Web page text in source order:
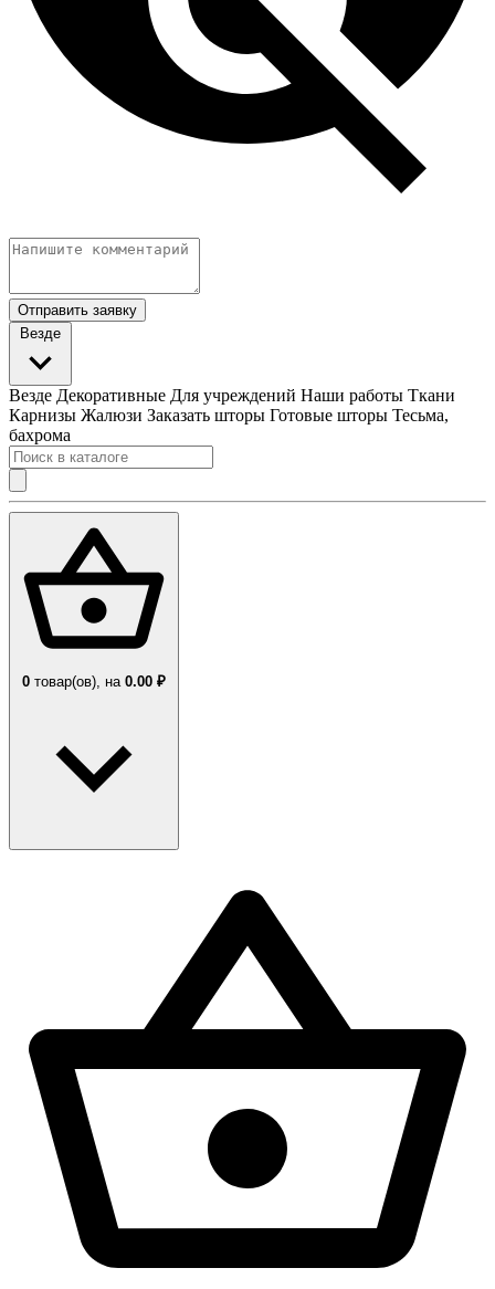
Отправить заявку
Везде
Везде Декоративные Для учреждений Наши работы Ткани
Карнизы Жалюзи Заказать шторы Готовые шторы Тесьма,
бахрома
0 товар(ов), на 0.00 ₽